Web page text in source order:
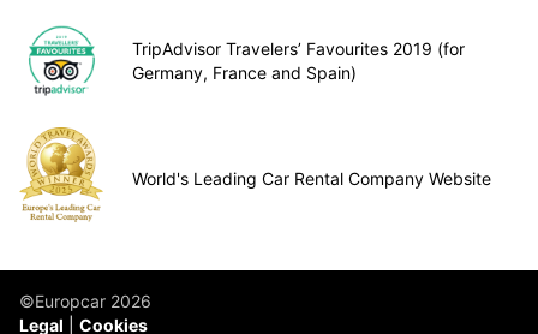
TripAdvisor Travelers’ Favourites 2019 (for
Germany, France and Spain)
World's Leading Car Rental Company Website
©Europcar 2026
Legal
Cookies